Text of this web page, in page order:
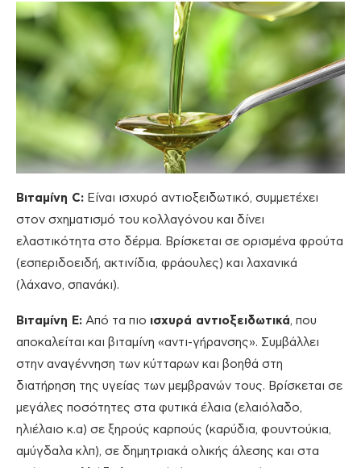
Βιταμίνη C: Είναι ισχυρό αντιοξειδωτικό, συμμετέχει
στον σχηματισμό του κολλαγόνου και δίνει
ελαστικότητα στο δέρμα. Βρίσκεται σε ορισμένα φρούτα
(εσπεριδοειδή, ακτινίδια, φράουλες) και λαχανικά
(λάχανο, σπανάκι).
Βιταμίνη Ε: Από τα πιο ισχυρά αντιοξειδωτικά, που
αποκαλείται και βιταμίνη «αντι-γήρανσης». Συμβάλλει
στην αναγέννηση των κύτταρων και βοηθά στη
διατήρηση της υγείας των μεμβρανών τους. Βρίσκεται σε
μεγάλες ποσότητες στα φυτικά έλαια (ελαιόλαδο,
ηλιέλαιο κ.α) σε ξηρούς καρπούς (καρύδια, φουντούκια,
αμύγδαλα κλπ), σε δημητριακά ολικής άλεσης και στα